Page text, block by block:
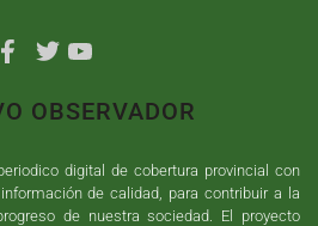
OBSERVADOR
digital de cobertura provincial con
de calidad, para contribuir a la
de nuestra sociedad. El proyecto